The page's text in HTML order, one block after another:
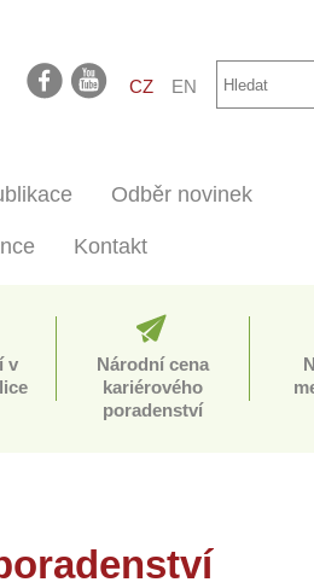
CZ EN
Odběr novinek
Kontakt
v
Národní cena
kariérového
poradenství